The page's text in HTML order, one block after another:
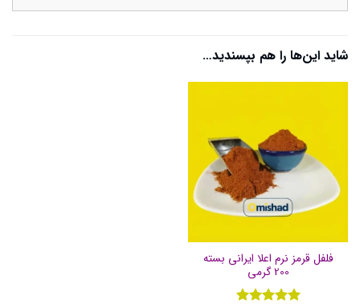
شاید این‌ها را هم بپسندید…
فلفل قرمز نرم اعلا ایرانی بسته
200 گرمی